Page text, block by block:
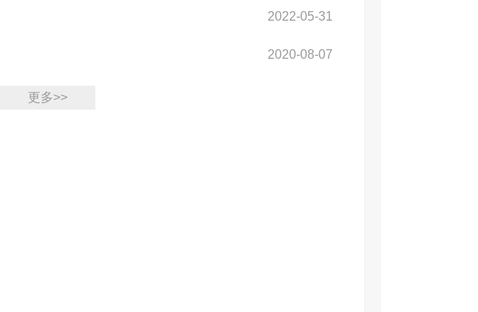
2022-05-31
2020-08-07
更多>>